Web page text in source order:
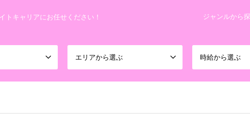
トキャリアにお任せください！ ジャンルから
エリアから選ぶ 時給から選ぶ